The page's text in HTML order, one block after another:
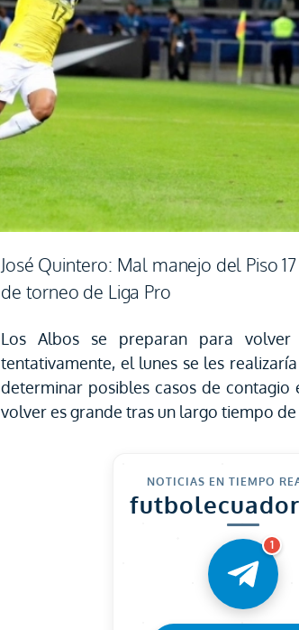
José Quintero: Mal manejo del Piso
de torneo de Liga Pro
Los Albos se preparan para
tentativamente, el lunes se les
determinar posibles casos de
volver es grande tras un largo tiempo de
NOTICIAS EN TIEMPO
1